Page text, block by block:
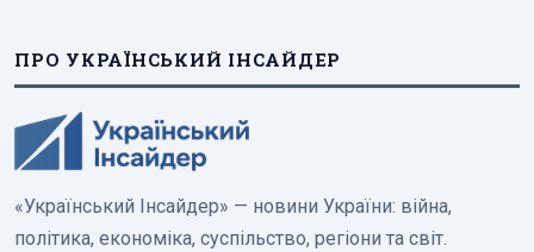
ПРО УКРАЇНСЬКИЙ ІНСАЙДЕР
«Український Інсайдер» — новини України: війна,
політика, економіка, суспільство, регіони та світ.